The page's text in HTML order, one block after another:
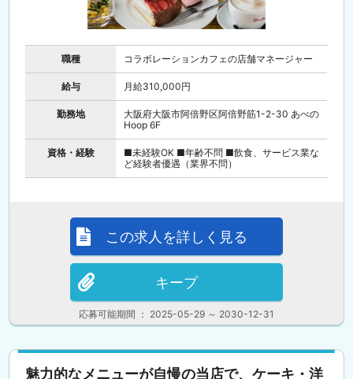
職種 コラボレーションカフェの店舗マネージャー
給与 月給310,000円
勤務地
大阪府大阪市阿倍野区阿倍野筋1-2-30 あべの
Hoop 6F
資格・経験
■未経験OK ■年齢不問 ■飲食、サービス業な
ど経験者優遇（業界不問）
応募可能期間 ： 2025-05-29 ～ 2030-12-31
この求人を詳しく見る
キープ
魅力的なメニューが自慢の当店で、ケーキ・洋